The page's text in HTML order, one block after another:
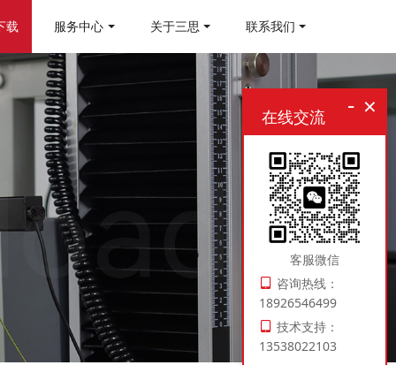
载 服务中心 关于三思 联系我们
×
-
在线交流
客服微信
咨询热线：
18926546499
技术支持：
13538022103